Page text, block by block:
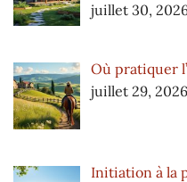
juillet 30,
Où pratiquer
juillet 29, 2026
Initiation à la